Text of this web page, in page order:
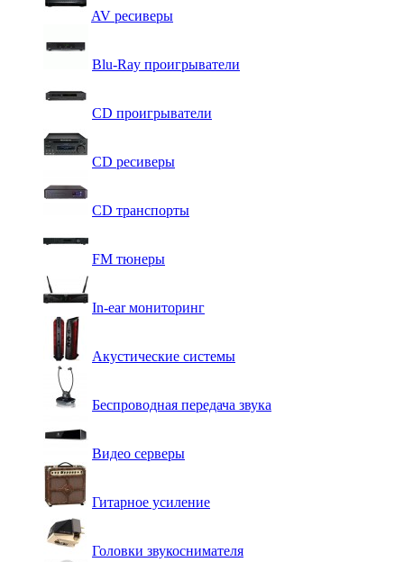
AV ресиверы
Blu-Ray проигрыватели
CD проигрыватели
CD ресиверы
CD транспорты
FM тюнеры
In-ear мониторинг
Акустические системы
Беспроводная передача звука
Видео серверы
Гитарное усиление
Головки звукоснимателя